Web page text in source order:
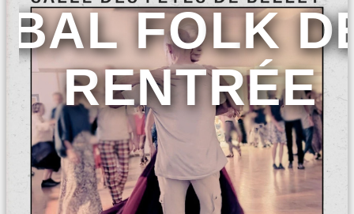
BAL FOLK
RENTRÉE